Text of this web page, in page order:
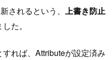
されるという、 上書き防止
た。
すれば、Attributeが設定済み